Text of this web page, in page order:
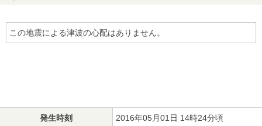
この地震による津波の心配はありません。
発生時刻 2016年05月01日 14時24分頃